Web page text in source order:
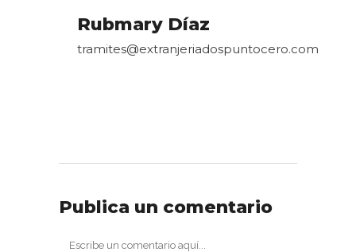
Rubmary Díaz
tramites@extranjeriadospuntocero.com
Publica un comentario